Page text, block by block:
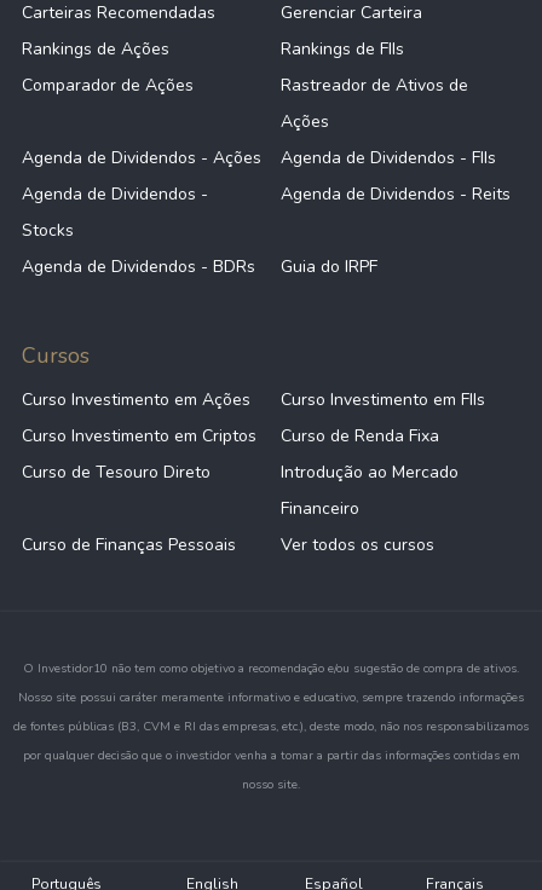
Carteiras Recomendadas
Gerenciar Carteira
Rankings de Ações
Rankings de FIIs
Comparador de Ações
Rastreador de Ativos de
Ações
Agenda de Dividendos - Ações
Agenda de Dividendos - FIIs
Agenda de Dividendos -
Stocks
Agenda de Dividendos - Reits
Agenda de Dividendos - BDRs Guia do IRPF
Cursos
Curso Investimento em Ações
Curso Investimento em FIIs
Curso Investimento em Criptos
Curso de Renda Fixa
Curso de Tesouro Direto
Introdução ao Mercado
Financeiro
Curso de Finanças Pessoais
Ver todos os cursos
O Investidor10 não tem como objetivo a recomendação e/ou sugestão de compra de ativos.
Nosso site possui caráter meramente informativo e educativo, sempre trazendo informações
de fontes públicas (B3, CVM e RI das empresas, etc.), deste modo, não nos responsabilizamos
por qualquer decisão que o investidor venha a tomar a partir das informações contidas em
nosso site.
Português English Español Français